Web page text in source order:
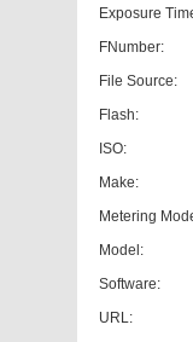
Exposure
FNumber:
File Source:
Flash:
ISO:
Make:
Metering
Model:
Software:
URL: